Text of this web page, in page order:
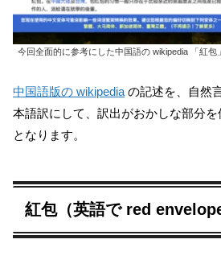
今回全面的に参考にした中国語の wikipedia 「紅包」
中国語版の wikipedia の記述を、自然
本語訳にして、訳出がおかしな部分
となります。
紅包（英語で red